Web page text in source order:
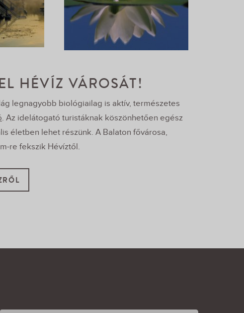
HÉVÍZ VÁROSÁT!
legnagyobb biológiailag is aktív, természetes
. Az idelátogató turistáknak köszönhetően egész
életben lehet részünk. A Balaton fővárosa,
re fekszik Hévíztől.